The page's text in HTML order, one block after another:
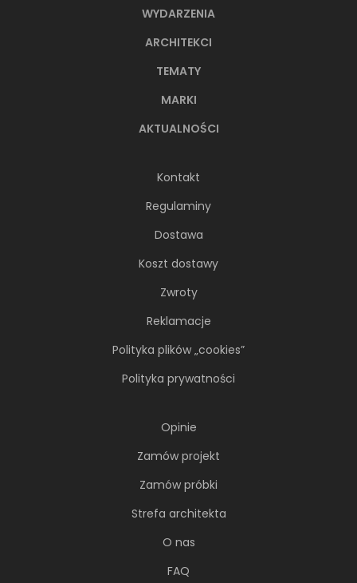
WYDARZENIA
ARCHITEKCI
TEMATY
MARKI
AKTUALNOŚCI
Kontakt
Regulaminy
Dostawa
Koszt dostawy
Zwroty
Reklamacje
Polityka plików „cookies”
Polityka prywatności
Opinie
Zamów projekt
Zamów próbki
Strefa architekta
O nas
FAQ